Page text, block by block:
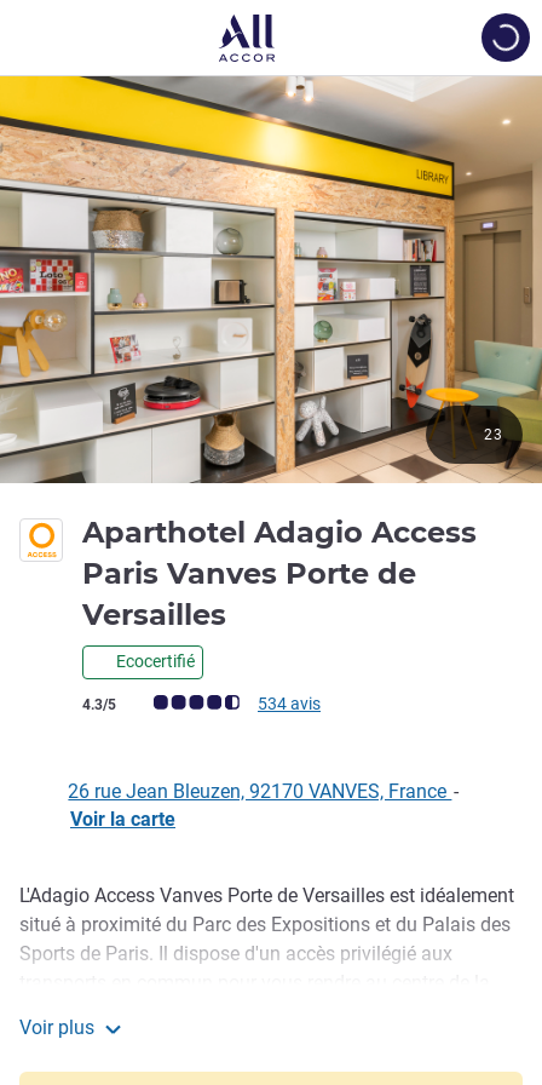
Aparthotel Adagio Access
Paris Vanves Porte de
Versailles
Ecocertifié
Note Avis clients (Note ALL)
4.3/5 534 avis
23
26 rue Jean Bleuzen, 92170 VANVES, France -
Voir la carte
Description
L'Adagio Access Vanves Porte de Versailles est idéalement
situé à proximité du Parc des Expositions et du Palais des
Sports de Paris. Il dispose d'un accès privilégié aux
routiers. Cet aparthotel vous propose 116 studios
confortables et entièrement meublés pouvant accueillir
Voir plus